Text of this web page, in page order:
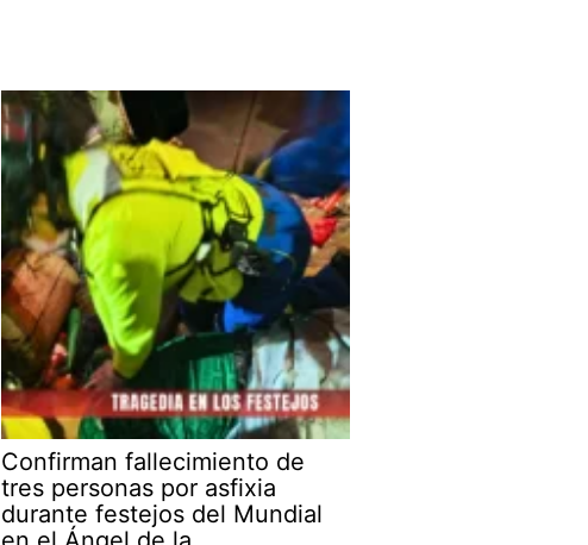
Confirman fallecimiento de
tres personas por asfixia
durante festejos del Mundial